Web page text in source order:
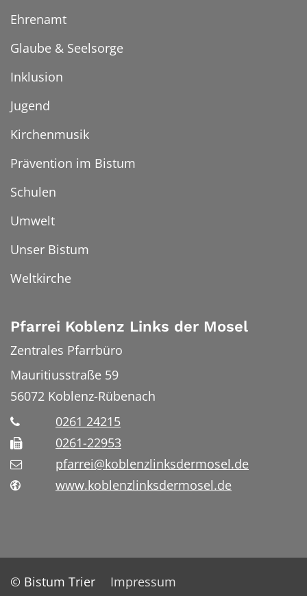
Ehrenamt
Glaube & Seelsorge
Inklusion
Jugend
Kirchenmusik
Prävention im Bistum
Schulen
Umwelt
Unser Bistum
Weltkirche
Pfarrei Koblenz Links der Mosel
Zentrales Pfarrbüro
Mauritiusstraße 59
56072 Koblenz-Rübenach
0261 24215
0261-22953
pfarrei@koblenzlinksdermosel.de
www.koblenzlinksdermosel.de
© Bistum Trier
Impressum